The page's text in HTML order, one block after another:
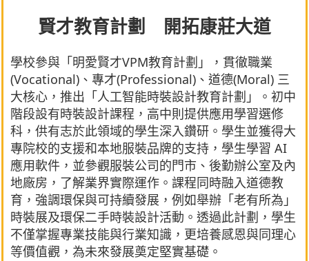
賢才教育計劃 開拓康莊大道
學校參與「明愛賢才VPM教育計劃」，貫徹職業
(Vocational)、專才(Professional)、道德(Moral) 三
大核心，推出「人工智能時裝設計教育計劃」。初中
階段設有時裝設計課程，高中則提供應用學習選修
科，供有志於此領域的學生深入鑽研。學生並獲得大
專院校的支援和本地服裝品牌的支持，學生學習 AI
應用軟件，並參觀服裝公司的門市、後勤辦公室及內
地廠房，了解業界實際運作。課程同時融入道德教
育，強調環保與可持續發展，例如舉辦「老有所為」
時裝展及環保二手時裝設計活動。透過此計劃，學生
不僅掌握專業技能與行業知識，更培養感恩與同理心
等價值觀，為未來發展奠定堅實基礎。